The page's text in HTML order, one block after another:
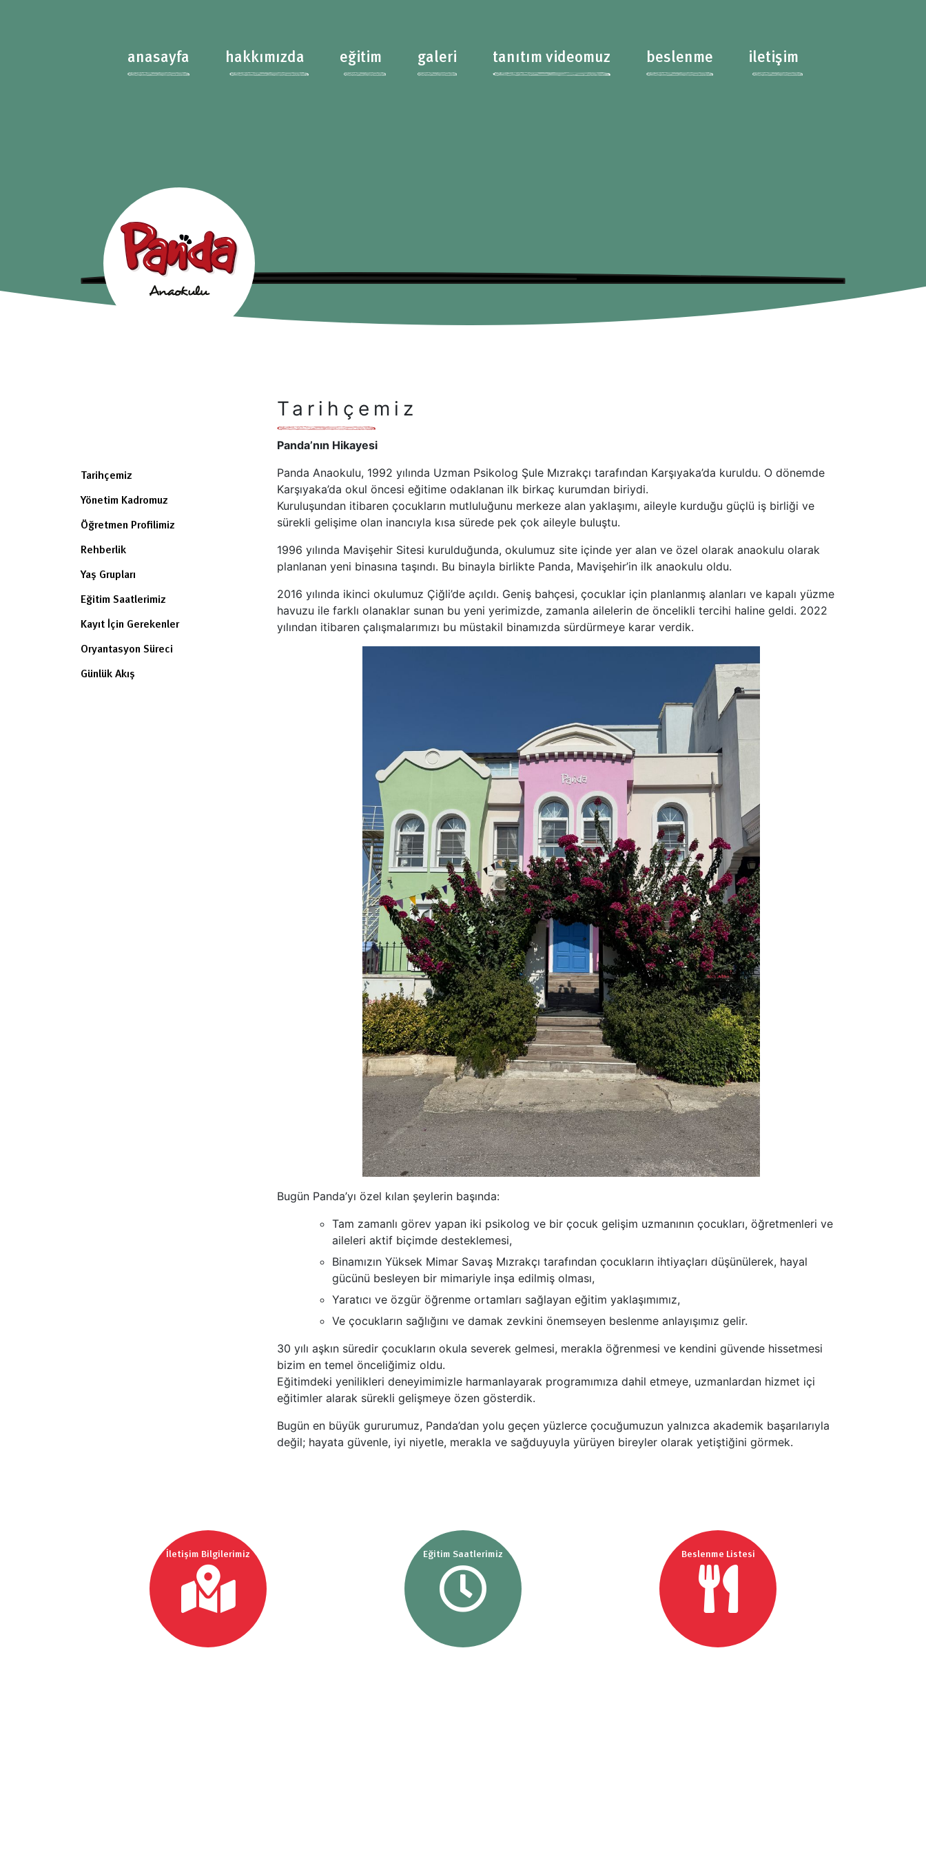
anasayfa hakkımızda eğitim galeri tanıtım videomuz beslenme iletişim
Tarihçemiz
Yönetim Kadromuz
Öğretmen Profilimiz
Rehberlik
Yaş Grupları
Eğitim Saatlerimiz
Kayıt İçin Gerekenler
Oryantasyon Süreci
Günlük Akış
Tarihçemiz
Panda’nın Hikayesi
Panda Anaokulu, 1992 yılında Uzman Psikolog Şule Mızrakçı tarafından Karşıyaka’da kuruldu. O dönemde
Karşıyaka’da okul öncesi eğitime odaklanan ilk birkaç kurumdan biriydi.
Kuruluşundan itibaren çocukların mutluluğunu merkeze alan yaklaşımı, aileyle kurduğu güçlü iş birliği ve
sürekli gelişime olan inancıyla kısa sürede pek çok aileyle buluştu.
1996 yılında Mavişehir Sitesi kurulduğunda, okulumuz site içinde yer alan ve özel olarak anaokulu olarak
planlanan yeni binasına taşındı. Bu binayla birlikte Panda, Mavişehir’in ilk anaokulu oldu.
2016 yılında ikinci okulumuz Çiğli’de açıldı. Geniş bahçesi, çocuklar için planlanmış alanları ve kapalı yüzme
havuzu ile farklı olanaklar sunan bu yeni yerimizde, zamanla ailelerin de öncelikli tercihi haline geldi. 2022
yılından itibaren çalışmalarımızı bu müstakil binamızda sürdürmeye karar verdik.
Bugün Panda’yı özel kılan şeylerin başında:
Tam zamanlı görev yapan iki psikolog ve bir çocuk gelişim uzmanının çocukları, öğretmenleri ve
aileleri aktif biçimde desteklemesi,
Binamızın Yüksek Mimar Savaş Mızrakçı tarafından çocukların ihtiyaçları düşünülerek, hayal
gücünü besleyen bir mimariyle inşa edilmiş olması,
Yaratıcı ve özgür öğrenme ortamları sağlayan eğitim yaklaşımımız,
Ve çocukların sağlığını ve damak zevkini önemseyen beslenme anlayışımız gelir.
30 yılı aşkın süredir çocukların okula severek gelmesi, merakla öğrenmesi ve kendini güvende hissetmesi
bizim en temel önceliğimiz oldu.
Eğitimdeki yenilikleri deneyimimizle harmanlayarak programımıza dahil etmeye, uzmanlardan hizmet içi
eğitimler alarak sürekli gelişmeye özen gösterdik.
Bugün en büyük gururumuz, Panda’dan yolu geçen yüzlerce çocuğumuzun yalnızca akademik başarılarıyla
değil; hayata güvenle, iyi niyetle, merakla ve sağduyuyla yürüyen bireyler olarak yetiştiğini görmek.
İletişim Bilgilerimiz Eğitim Saatlerimiz Beslenme Listesi